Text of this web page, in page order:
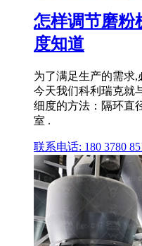
怎样调节磨粉
度知道
为了满足生产的需求
今天我们科利瑞克就
细度的方法：隔环直
室 .
联系电话: 180 3780